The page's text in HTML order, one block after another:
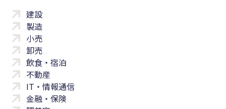
建設
製造
小売
卸売
飲食・宿泊
不動産
IT・情報通信
金融・保険